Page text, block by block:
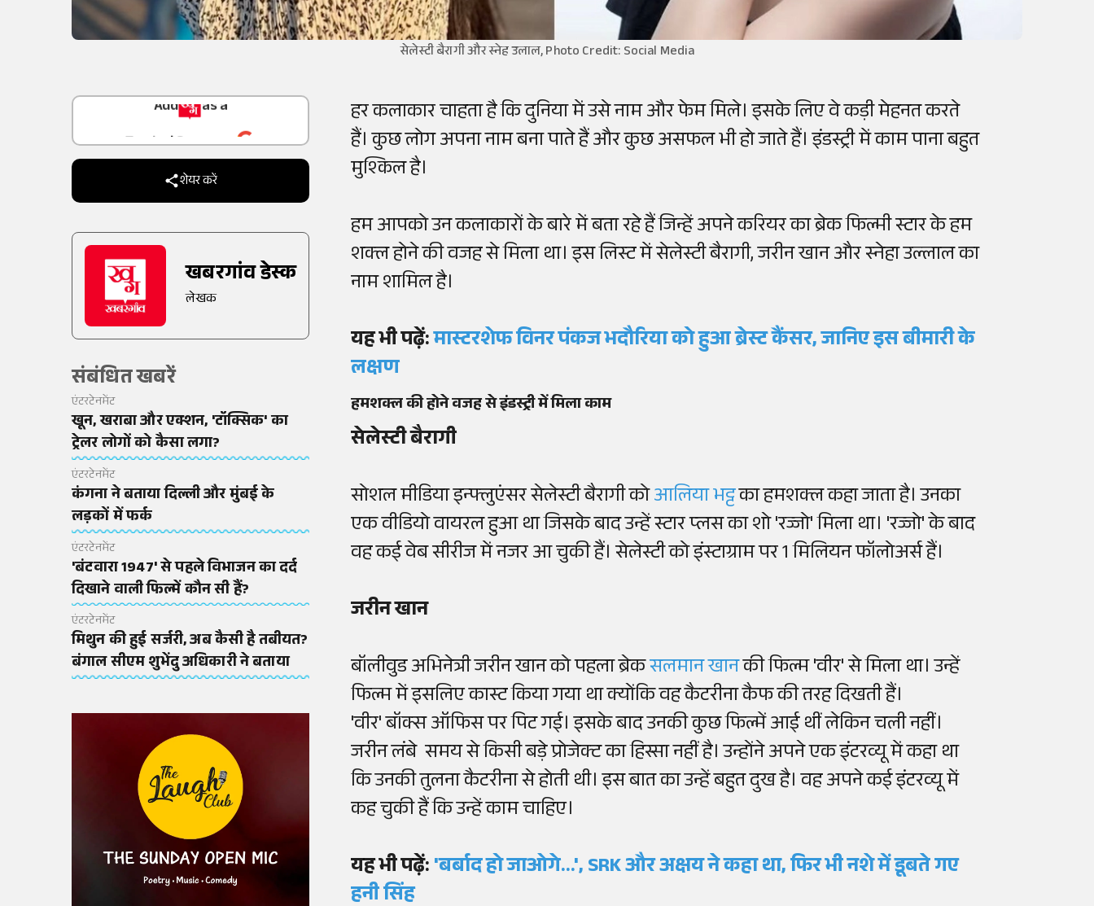
सेलेस्टी बैरागी और स्नेह उलाल, Photo Credit: Social Media
Trusted Source on
शेयर करें
खबरगांव डेस्क
लेखक
संबंधित खबरें
एंटरटेनमेंट
खून, खराबा और एक्शन, 'टॉक्सिक' का
ट्रेलर लोगों को कैसा लगा?
एंटरटेनमेंट
कंगना ने बताया दिल्ली और मुंबई के
लड़कों में फर्क
एंटरटेनमेंट
'बंटवारा 1947' से पहले विभाजन का दर्द
दिखाने वाली फिल्में कौन सी हैं?
एंटरटेनमेंट
मिथुन की हुई सर्जरी, अब कैसी है तबीयत?
बंगाल सीएम शुभेंदु अधिकारी ने बताया
हर कलाकार चाहता है कि दुनिया में उसे नाम और फेम मिले। इसके लिए वे कड़ी मेहनत करते
हैं। कुछ लोग अपना नाम बना पाते हैं और कुछ असफल भी हो जाते हैं। इंडस्ट्री में काम पाना बहुत
मुश्किल है।
हम आपको उन कलाकारों के बारे में बता रहे हैं जिन्हें अपने करियर का ब्रेक फिल्मी स्टार के हम
शक्ल होने की वजह से मिला था। इस लिस्ट में सेलेस्टी बैरागी, जरीन खान और स्नेहा उल्लाल का
नाम शामिल है।
यह भी पढ़ें:मास्टरशेफ विनर पंकज भदौरिया को हुआ ब्रेस्ट कैंसर, जानिए इस बीमारी के
लक्षण
हमशक्ल की होने वजह से इंडस्ट्री में मिला काम
सेलेस्टी बैरागी
सोशल मीडिया इन्फ्लुएंसर सेलेस्टी बैरागी कोआलिया भट्टका हमशक्ल कहा जाता है। उनका
एक वीडियो वायरल हुआ था जिसके बाद उन्हें स्टार प्लस का शो 'रज्जो' मिला था। 'रज्जो' के बाद
वह कई वेब सीरीज में नजर आ चुकी हैं। सेलेस्टी को इंस्टाग्राम पर 1 मिलियन फॉलोअर्स हैं।
जरीन खान
बॉलीवुड अभिनेत्री जरीन खान को पहला ब्रेकसलमान खानकी फिल्म 'वीर' से मिला था। उन्हें
फिल्म में इसलिए कास्ट किया गया था क्योंकि वह कैटरीना कैफ की तरह दिखती हैं।
'वीर' बॉक्स ऑफिस पर पिट गई। इसके बाद उनकी कुछ फिल्में आई थीं लेकिन चली नहीं।
जरीन लंबे समय से किसी बड़े प्रोजेक्ट का हिस्सा नहीं है। उन्होंने अपने एक इंटरव्यू में कहा था
कि उनकी तुलना कैटरीना से होती थी। इस बात का उन्हें बहुत दुख है। वह अपने कई इंटरव्यू में
कह चुकी हैं कि उन्हें काम चाहिए।
यह भी पढ़ें:'बर्बाद हो जाओगे...', SRK और अक्षय ने कहा था, फिर भी नशे में डूबते गए
हनी सिंह